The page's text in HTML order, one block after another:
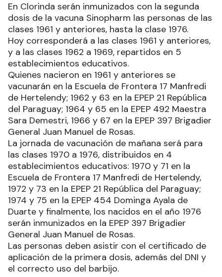
En Clorinda serán inmunizados con la segunda
dosis de la vacuna Sinopharm las personas de las
clases 1961 y anteriores, hasta la clase 1976.
Hoy corresponderá a las clases 1961 y anteriores,
y a las clases 1962 a 1969, repartidos en 5
establecimientos educativos.
Quienes nacieron en 1961 y anteriores se
vacunarán en la Escuela de Frontera 17 Manfredi
de Hertelendy; 1962 y 63 en la EPEP 21 República
del Paraguay; 1964 y 65 en la EPEP 492 Maestra
Sara Demestri, 1966 y 67 en la EPEP 397 Brigadier
General Juan Manuel de Rosas.
La jornada de vacunación de mañana será para
las clases 1970 a 1976, distribuidos en 4
establecimientos educativos: 1970 y 71 en la
Escuela de Frontera 17 Manfredi de Hertelendy,
1972 y 73 en la EPEP 21 República del Paraguay;
1974 y 75 en la EPEP 454 Dominga Ayala de
Duarte y finalmente, los nacidos en el año 1976
serán inmunizados en la EPEP 397 Brigadier
General Juan Manuel de Rosas.
Las personas deben asistir con el certificado de
aplicación de la primera dosis, además del DNI y
el correcto uso del barbijo.